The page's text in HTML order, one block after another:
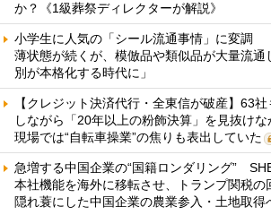
か？《1級葬祭ディレクターが解説》
小学生に人気の「シール流通事情」に変調
薄状態が続くが、模倣品や類似品が大量流
別が本格化する時代に」
【クレジット決済代行・全東信が破産】63
しながら「20年以上の粉飾決算」を見抜け
現場では“自転車操業”の焦りも表出していた
急増する中国企業の“国籍ロンダリング”
本社機能を海外に移転させ、トランプ関税
隠れ蓑にした中国企業の農業参入・土地取得